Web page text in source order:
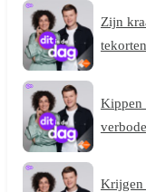
Zijn
Kippen
Krijgen